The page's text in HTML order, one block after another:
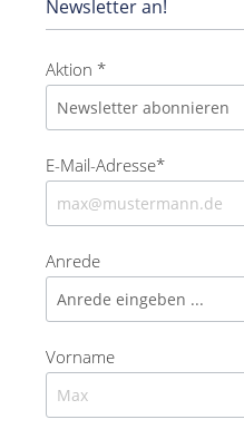
Newsletter an!
Aktion *
E-Mail-Adresse*
Anrede
Vorname